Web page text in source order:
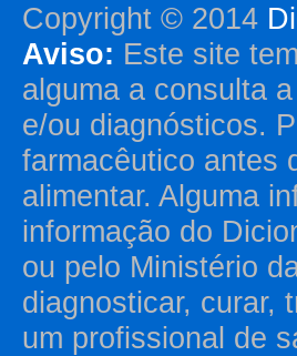
Copyright © 2014
Aviso: Este site
alguma a consulta
e/ou diagnósticos.
farmacêutico antes
alimentar. Alguma
informação do
ou pelo Ministério
diagnosticar, curar,
um profissional de